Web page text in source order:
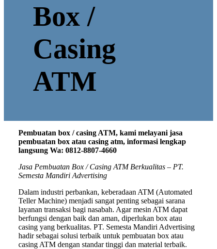
Box /
Casing
ATM
Pembuatan box / casing ATM, kami melayani jasa
pembuatan box atau casing atm, informasi lengkap
langsung Wa: 0812-8807-4660
Jasa Pembuatan Box / Casing ATM Berkualitas – PT.
Semesta Mandiri Advertising
Dalam industri perbankan, keberadaan ATM (Automated
Teller Machine) menjadi sangat penting sebagai sarana
layanan transaksi bagi nasabah. Agar mesin ATM dapat
berfungsi dengan baik dan aman, diperlukan box atau
casing yang berkualitas. PT. Semesta Mandiri Advertising
hadir sebagai solusi terbaik untuk pembuatan box atau
casing ATM dengan standar tinggi dan material terbaik.